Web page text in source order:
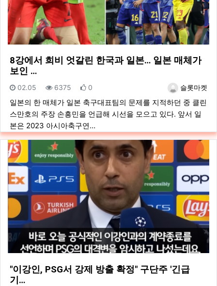
8강에서 희비 엇갈린 한국과 일본… 일본 매체가
보인 …
등록자슬롯마켓
등록일
02.05 조회
6375 추천
0
일본의 한 매체가 일본 축구대표팀의 문제를 지적하던 중 클린
스만호의 주장 손흥민을 언급해 시선을 모으고 있다. 앞서 일
본은 2023 아시아축구연…
"이강인, PSG서 강제 방출 확정" 구단주 '긴급
기…